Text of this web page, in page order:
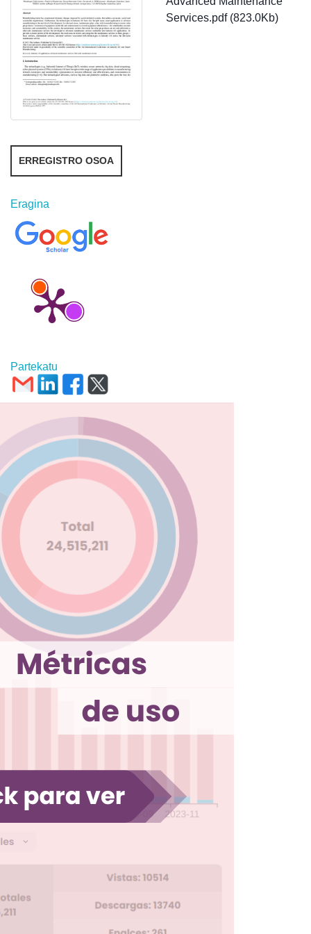
Services.pdf (823.0Kb)
ERREGISTRO OSOA
Eragina
Partekatu